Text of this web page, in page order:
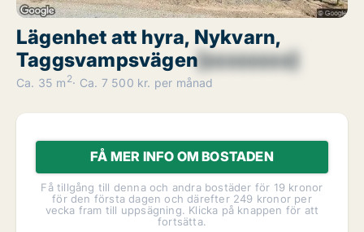
Lägenhet att hyra, Nykvarn,
Taggsvampsvägen[xxxxxxxx]
Ca. 35 m 2 Ca. 7 500 kr. per månad
FÅ MER INFO OM BOSTADEN
Få tillgång till denna och andra bostäder för 19 kronor
för den första dagen och därefter 249 kronor per
vecka fram till uppsägning. Klicka på knappen för att
fortsätta.